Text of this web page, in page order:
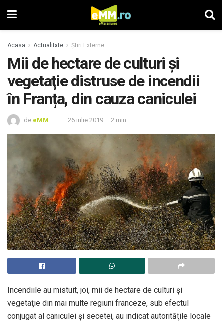
Acasa Actualitate Știri Externe
Mii de hectare de culturi şi
vegetaţie distruse de incendii
în Franța, din cauza caniculei
de eMM 26 iulie 2019 2 min
Incendiile au mistuit, joi, mii de hectare de culturi şi
vegetaţie din mai multe regiuni franceze, sub efectul
conjugat al caniculei şi secetei, au indicat autorităţile locale